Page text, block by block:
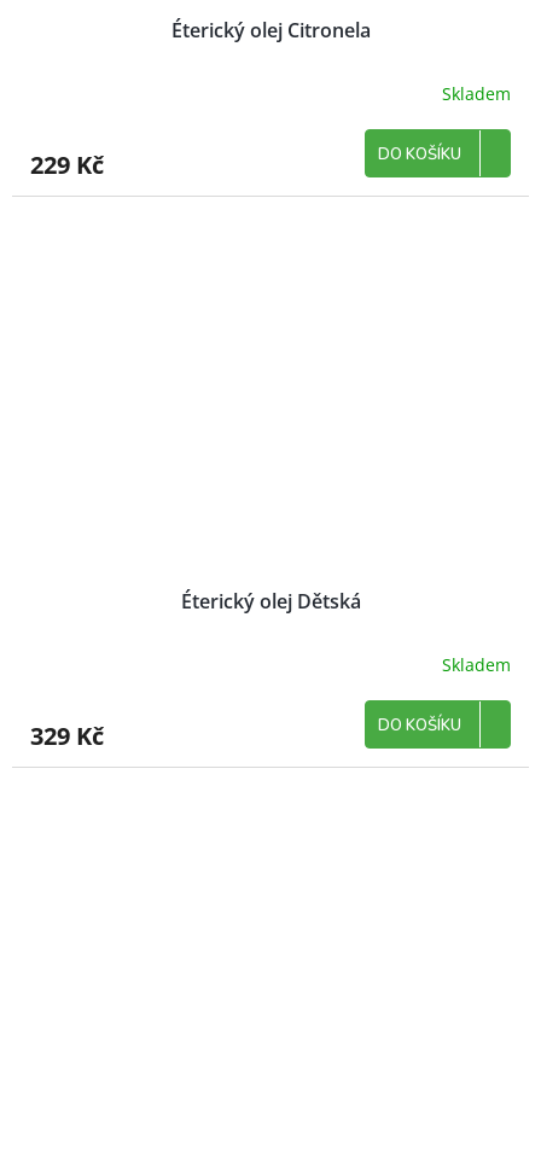
Éterický olej Citronela
Skladem
229 Kč DO KOŠÍKU
Éterický olej Dětská
Skladem
329 Kč DO KOŠÍKU